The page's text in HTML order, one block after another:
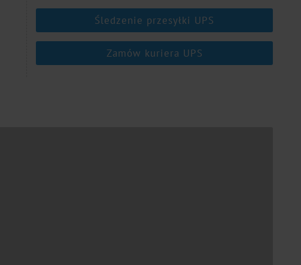
Śledzenie przesyłki UPS
Zamów kuriera UPS